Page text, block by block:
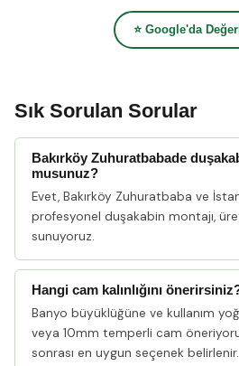
⭐ Google'da
Sık Sorulan Sorular
Bakırköy Zuhuratbabade
musunuz?
Evet, Bakırköy Zuhuratbaba ve
profesyonel duşakabin montajı,
sunuyoruz.
Hangi cam kalınlığını
Banyo büyüklüğüne ve kullanım
veya 10mm temperli cam
sonrası en uygun seçenek belirlenir.